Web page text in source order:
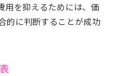
用を抑えるためには、価
的に判断することが成功